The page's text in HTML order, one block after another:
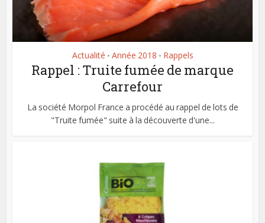
Actualité • Année 2018 • Rappels
Rappel : Truite fumée de marque
Carrefour
La société Morpol France a procédé au rappel de lots de
"Truite fumée" suite à la découverte d'une...